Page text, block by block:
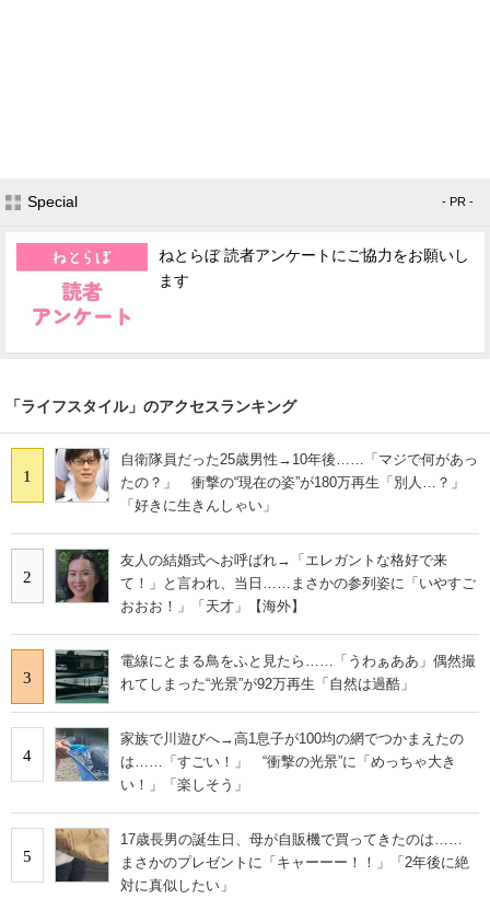
Special - PR -
ねとらぼ 読者アンケートにご協力をお願いし
ます
「ライフスタイル」のアクセスランキング
1
自衛隊員だった25歳男性→10年後……「マジで何があっ
たの？」 衝撃の“現在の姿”が180万再生「別人…？」
「好きに生きんしゃい」
2
友人の結婚式へお呼ばれ→「エレガントな格好で来
て！」と言われ、当日……まさかの参列姿に「いやすご
おおお！」「天才」【海外】
3
電線にとまる鳥をふと見たら……「うわぁああ」偶然撮
れてしまった“光景”が92万再生「自然は過酷」
4
家族で川遊びへ→高1息子が100均の網でつかまえたの
は……「すごい！」 “衝撃の光景”に「めっちゃ大き
い！」「楽しそう」
5
17歳長男の誕生日、母が自販機で買ってきたのは……
まさかのプレゼントに「キャーーー！！」「2年後に絶
対に真似したい」